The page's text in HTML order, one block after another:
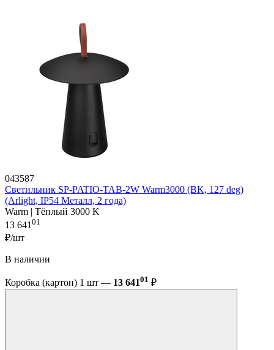
043587
Светильник SP-PATIO-TAB-2W Warm3000 (BK, 127 deg)
(Arlight, IP54 Металл, 2 года)
Warm | Тёплый 3000 K
13 641 01
₽/шт
В наличии
Коробка (картон) 1 шт — 13 64101 ₽